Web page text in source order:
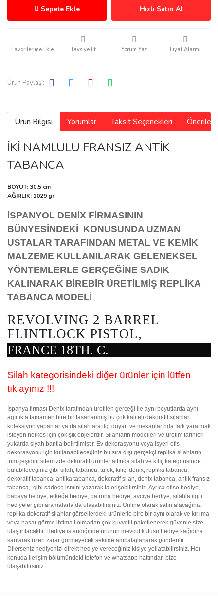
Sepete Ekle Hızlı Satın Al
Tavsiye Et Yorum Yaz Fiyat Alarmı
Ürün Paylaş :
Ürün Bilgisi Yorumlar Taksit Seçenekleri
İKİ NAMLULU FRANSIZ ANTİK
TABANCA
BOYUT: 30,5 cm
AĞIRLIK: 1029 gr
İSPANYOL DENİX FİRMASININ
BÜNYESİNDEKİ KONUSUNDA UZMAN
USTALAR TARAFINDAN METAL VE KEMİK
MALZEME KULLANILARAK GELENEKSEL
YÖNTEMLERLE GERÇEĞİNE SADIK
KALINARAK BİREBİR ÜRETİLMİŞ REPLİKA
TABANCA MODELİ
REVOLVING 2 BARREL
FLINTLOCK PISTOL,
FRANCE 18TH. C.
Silah kategorisindeki diğer ürünler için lütfen
tıklayınız !!!
İspanya firması Denix tarafından üretilen gerçeği ile aynı boyutlarda aynı
ağırlıkta tamamen bire bir tasarlanmış bu çok kaliteli dekoratif silahlar
koleksiyon yapanlar ya da silahlara ilgi duyan ve mekanlarında fark yaratmak
isteyen herkes için çok şık objelerdir. Silahların modelleri ve üretim tarihleri
yukarda siyah bantla belirtilmiştir. Ev dekorasyonu veya işyeri ofis
dekorasyonu için kullanabileceğiniz bu sıra dışı gerçekçi replika silahların
tüm çeşidini sitemizde dekoratif ürünler altında silah ve kılıç kategorisinde
bulabileceğiniz gibi silah, tabanca, tüfek, kılıç, denix, replika tabanca,
dekoratif tabanca, antika tabanca, dekoratif silah, denix tabanca, antik fransız
tabanca, gibi sadece ismini yazarak ta erişebilirsiniz. Ayrıca ofise hediye,
babaya hediye, erkeğe hediye, patrona hediye, avcıya hediye, silahla ilgili
hediyeler gibi aramalarla da ulaşabilirsiniz. Online olarak satın alacağınız
replika dekoratif silahlar görsellerdeki ürünlerle bire bir aynı olarak ve kırılma
veya hasar görme ihtimali olmadan çok kuvvetli paketlenerek güvenle size
ulaştırılacaktır. Hediye istendiğinde ürünün mevcut kutusu hediye kağıdına
sarılarak üzeri zarar görmeyecek şekilde ambalajlanarak gönderilir.
Dilerseniz hediyenizi direkt hediye vereceğiniz kişiye yollatabilirsiniz. Her
konuda iletişim bölümündeki telefon ve whatsapp hattından bize
ulaşabilirsiniz.